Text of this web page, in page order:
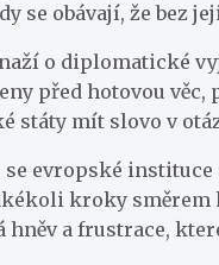
se obávají, že bez
o diplomatické
před hotovou
státy mít slovo v
evropské instituce
kroky
a frustrace,